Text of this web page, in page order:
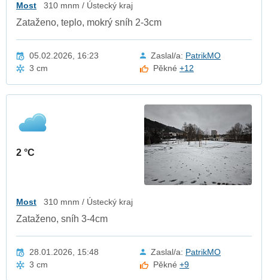
Most 310 mnm / Ústecký kraj
Zataženo, teplo, mokrý sníh 2-3cm
05.02.2026, 16:23 Zaslal/a: PatrikMO
3 cm
Pěkné+12
2 °C
Most 310 mnm / Ústecký kraj
Zataženo, sníh 3-4cm
28.01.2026, 15:48 Zaslal/a: PatrikMO
3 cm
Pěkné+9